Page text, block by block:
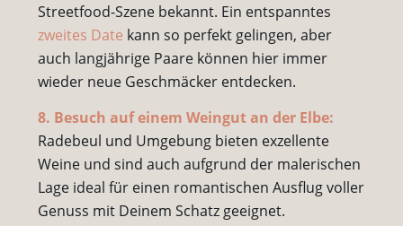
Streetfood-Szene bekannt. Ein entspanntes
zweites Date kann so perfekt gelingen, aber
auch langjährige Paare können hier immer
wieder neue Geschmäcker entdecken.
8. Besuch auf einem Weingut an der Elbe:
Radebeul und Umgebung bieten exzellente
Weine und sind auch aufgrund der malerischen
Lage ideal für einen romantischen Ausflug voller
Genuss mit Deinem Schatz geeignet.